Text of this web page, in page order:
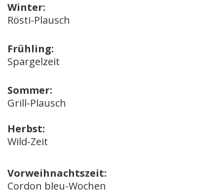
Winter:
Rösti-Plausch
Frühling:
Spargelzeit
Sommer:
Grill-Plausch
Herbst:
Wild-Zeit
Vorweihnachtszeit:
Cordon bleu-Wochen